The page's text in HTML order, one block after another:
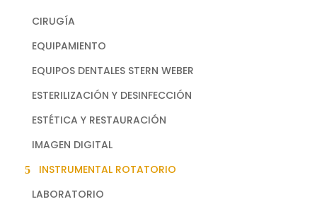
CIRUGÍA
EQUIPAMIENTO
EQUIPOS DENTALES STERN WEBER
ESTERILIZACIÓN Y DESINFECCIÓN
ESTÉTICA Y RESTAURACIÓN
IMAGEN DIGITAL
INSTRUMENTAL ROTATORIO
LABORATORIO